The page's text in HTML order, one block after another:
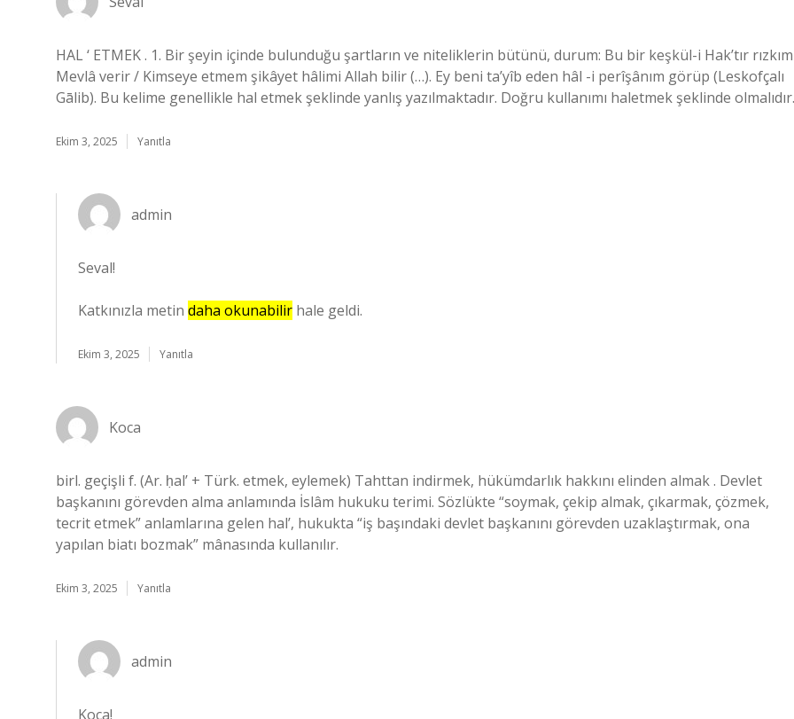
HAL ‘ ETMEK . 1. Bir şeyin içinde bulunduğu şartların ve niteliklerin bütünü, durum: Bu bir keşkül-i Hak’tır
Mevlâ verir / Kimseye etmem şikâyet hâlimi Allah bilir (…). Ey beni ta’yîb eden hâl -i perîşânım görüp (Leskofçalı
Gālib). Bu kelime genellikle hal etmek şeklinde yanlış yazılmaktadır. Doğru kullanımı haletmek şeklinde olmalıdır.
Ekim 3, 2025 Yanıtla
admin
Seval!
Katkınızla metin daha okunabilir hale geldi.
Ekim 3, 2025 Yanıtla
Koca
birl. geçişli f. (Ar. ḥal’ + Türk. etmek, eylemek) Tahttan indirmek, hükümdarlık hakkını elinden almak . Devlet
başkanını görevden alma anlamında İslâm hukuku terimi. Sözlükte “soymak, çekip almak, çıkarmak, çözmek,
tecrit etmek” anlamlarına gelen hal’, hukukta “iş başındaki devlet başkanını görevden uzaklaştırmak, ona
yapılan biatı bozmak” mânasında kullanılır.
Ekim 3, 2025 Yanıtla
admin
Koca!